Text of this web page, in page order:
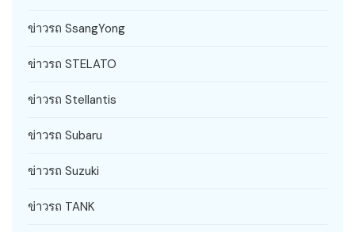
ข่าวรถ SsangYong
ข่าวรถ STELATO
ข่าวรถ Stellantis
ข่าวรถ Subaru
ข่าวรถ Suzuki
ข่าวรถ TANK